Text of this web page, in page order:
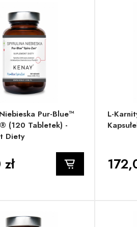
Pur-Blue™
(120 Tabletek) -
Diety
L-